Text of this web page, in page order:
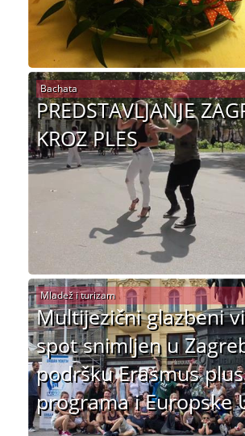
PREDSTAVLJANJE
KROZ PLES
Bachata
Multijezični glazbeni
spot snimljen u
podršku Erasmus plus
programa i Europske
Mladež i turizam